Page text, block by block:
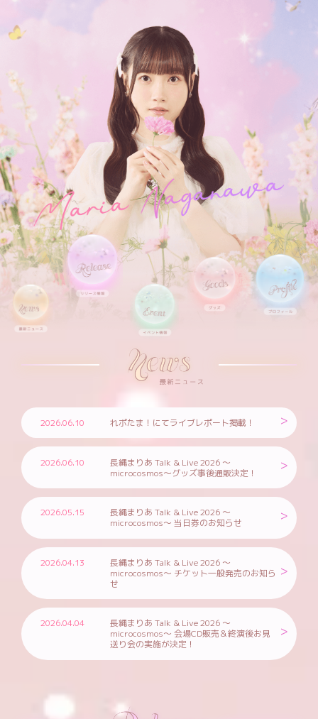
2026.06.10 れポたま！にてライブレポート掲載！
2026.06.10
長縄まりあ Talk & Live 2026 ～
microcosmos～グッズ事後通販決定！
2026.05.15
長縄まりあ Talk & Live 2026 ～
microcosmos～ 当日券のお知らせ
2026.04.13
長縄まりあ Talk & Live 2026 ～
microcosmos～ チケット一般発売のお知ら
せ
2026.04.04
長縄まりあ Talk & Live 2026 ～
microcosmos～ 会場CD販売＆終演後お見
送り会の実施が決定！